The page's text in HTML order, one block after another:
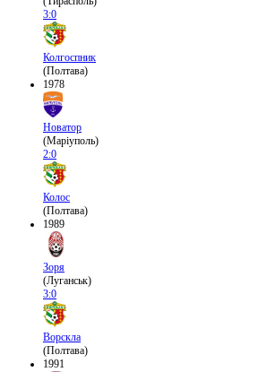
3:0
Колгоспник
(Полтава)
1978
Новатор
(Маріуполь)
2:0
Колос
(Полтава)
1989
Зоря
(Луганськ)
3:0
Ворскла
(Полтава)
1991